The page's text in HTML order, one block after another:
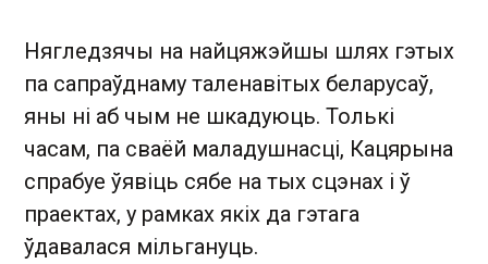
Нягледзячы на найцяжэйшы шлях гэтых
па сапраўднаму таленавітых беларусаў,
яны ні аб чым не шкадуюць. Толькі
часам, па сваёй маладушнасці, Кацярына
спрабуе ўявіць сябе на тых сцэнах і ў
праектах, у рамках якіх да гэтага
ўдавалася мільгануць.